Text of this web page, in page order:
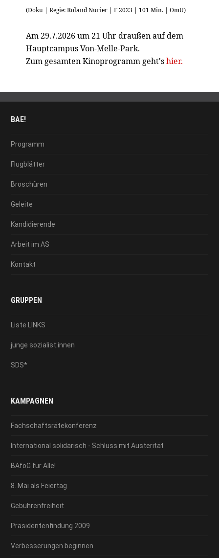
(Doku | Regie: Roland Nurier | F 2023 | 101 Min. | OmU)
Am 29.7.2026 um 21 Uhr draußen auf dem
Hauptcampus Von-Melle-Park.
Zum gesamten Kinoprogramm geht'shier.
BAE!
Programm
Flugblätter
Broschüren
Geleite
Kandidierende
Arbeit im AS
Kontakt
GRUPPEN
Liste LINKS
junge sozialist:innen
SDS*
KAMPAGNEN
Fachschaftsrätekonferenz
International solidarisch - Schluss mit Austerität
BAföG für Alle!
8. Mai als Feiertag
Gebührenfreiheit
Präsidentenfindung 2009
Verbesserungen beginnen